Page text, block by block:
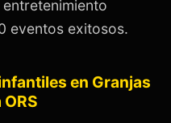
eventos exitosos.
en Granjas